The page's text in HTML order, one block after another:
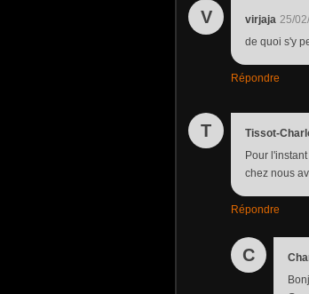
V virjaja 25/
de quoi s'y
Répondre
T Tissot-
Pour
chez nous
Répondre
C